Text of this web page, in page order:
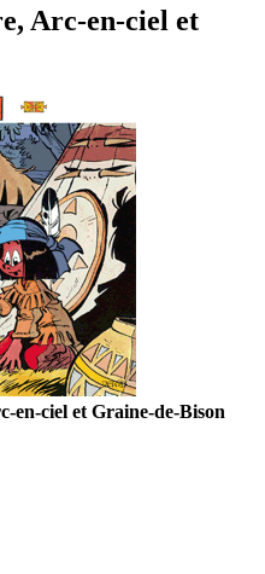
Arc-en-ciel et
en-ciel et Graine-de-Bison